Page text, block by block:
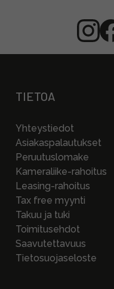
TIETOA
Yhteystiedot
Asiakaspalautukset
Peruutuslomake
Kameraliike-rahoitus
Leasing-rahoitus
Tax free myynti
Takuu ja tuki
Toimitusehdot
Saavutettavuus
Tietosuojaseloste